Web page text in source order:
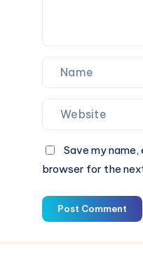
ド
ィ
ッ
ト
ガ
ド
Save my
browser for the
Post Comment